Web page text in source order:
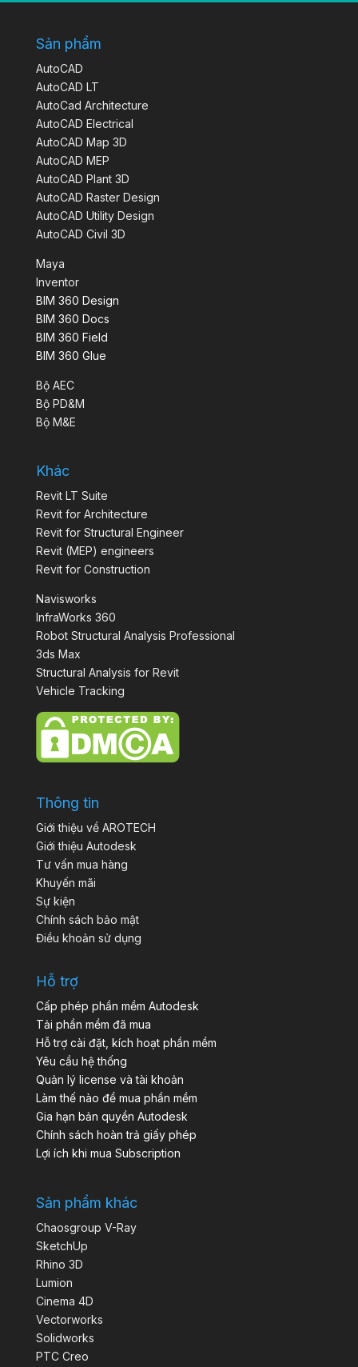
Sản phẩm
AutoCAD
AutoCAD LT
AutoCad Architecture
AutoCAD Electrical
AutoCAD Map 3D
AutoCAD MEP
AutoCAD Plant 3D
AutoCAD Raster Design
AutoCAD Utility Design
AutoCAD Civil 3D
Maya
Inventor
BIM 360 Design
BIM 360 Docs
BIM 360 Field
BIM 360 Glue
Bộ AEC
Bộ PD&M
Bộ M&E
Khác
Revit LT Suite
Revit for Architecture
Revit for Structural Engineer
Revit (MEP) engineers
Revit for Construction
Navisworks
InfraWorks 360
Robot Structural Analysis Professional
3ds Max
Structural Analysis for Revit
Vehicle Tracking
Thông tin
Giới thiệu về AROTECH
Giới thiệu Autodesk
Tư vấn mua hàng
Khuyến mãi
Sự kiện
Chính sách bảo mật
Điều khoản sử dụng
Hỗ trợ
Cấp phép phần mềm Autodesk
Tải phần mềm đã mua
Hỗ trợ cài đặt, kích hoạt phần mềm
Yêu cầu hệ thống
Quản lý license và tài khoản
Làm thế nào để mua phần mềm
Gia hạn bản quyền Autodesk
Chính sách hoàn trả giấy phép
Lợi ích khi mua Subscription
Sản phẩm khác
Chaosgroup V-Ray
SketchUp
Rhino 3D
Lumion
Cinema 4D
Vectorworks
Solidworks
PTC Creo